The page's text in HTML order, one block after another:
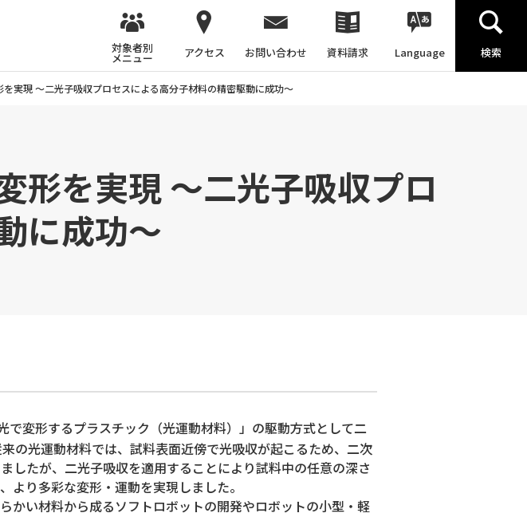
対象者別
メニュー アクセス お問い合わせ 資料請求 Language 検索
実現 ～二光子吸収プロセスによる高分子材料の精密駆動に成功～
形を実現 ～二光子吸収プロ
に成功～
変形するプラスチック（光運動材料）」の駆動方式として二
の光運動材料では、試料表面近傍で光吸収が起こるため、二次
したが、二光子吸収を適用することにより試料中の任意の深さ
り多彩な変形・運動を実現しました。
い材料から成るソフトロボットの開発やロボットの小型・軽